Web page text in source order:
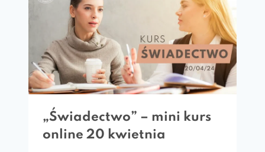
„Świadectwo” – mini kurs
online 20 kwietnia